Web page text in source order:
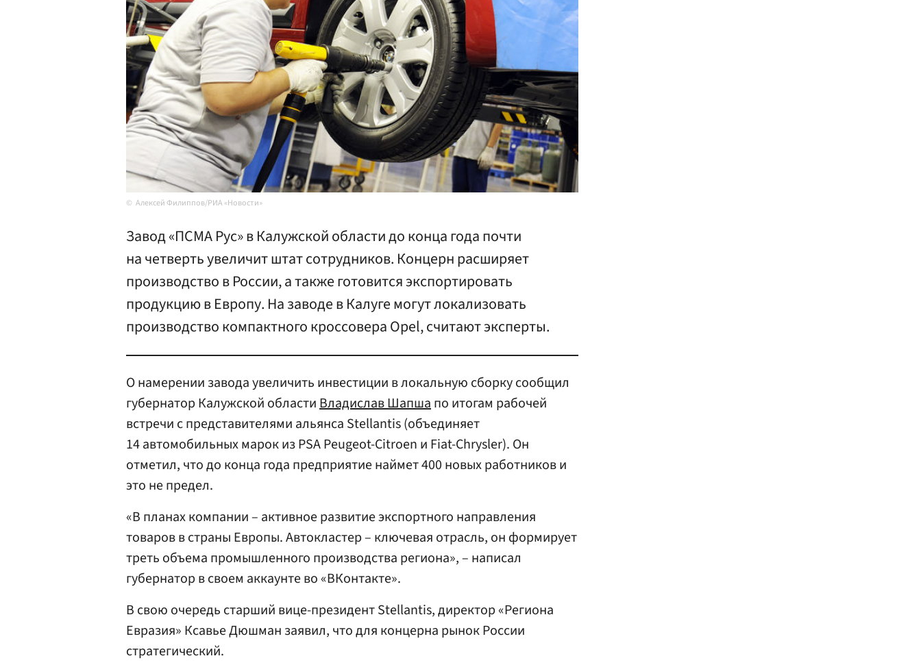
Алексей Филиппов/РИА «Новости»
Завод «ПСМА Рус» в Калужской области до конца года почти
на четверть увеличит штат сотрудников. Концерн расширяет
производство в России, а также готовится экспортировать
продукцию в Европу. На заводе в Калуге могут локализовать
производство компактного кроссовера Opel, считают эксперты.
О намерении завода увеличить инвестиции в локальную сборку сообщил
губернатор Калужской областиВладислав Шапшапо итогам рабочей
встречи с представителями альянса Stellantis (объединяет
14 автомобильных марок из PSA Peugeot-Citroen и Fiat-Chrysler). Он
отметил, что до конца года предприятие наймет 400 новых работников и
это не предел.
«В планах компании – активное развитие экспортного направления
товаров в страны Европы. Автокластер – ключевая отрасль, он формирует
треть объема промышленного производства региона», – написал
губернатор в своем аккаунте во «ВКонтакте».
В свою очередь старший вице-президент Stellantis, директор «Региона
Евразия» Ксавье Дюшман заявил, что для концерна рынок России
стратегический.